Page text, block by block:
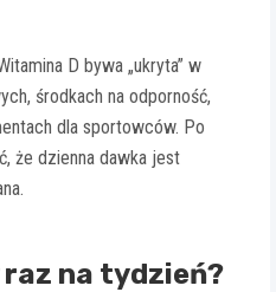
D bywa „ukryta” w
środkach na odporność,
dla sportowców. Po
że dzienna dawka jest
na tydzień?